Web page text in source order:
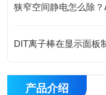
DIT离子棒在显示面板
产品介绍